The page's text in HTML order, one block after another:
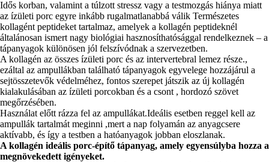
Idős korban, valamint a túlzott stressz vagy a testmozgás hiánya miatt
az ízületi porc egyre inkább rugalmatlanabbá válik Természetes
kollagént peptideket tartalmaz, amelyek a kollagén peptideknél
általánosan ismert nagy biológiai hasznosíthatósággal rendelkeznek – a
tápanyagok különösen jól felszívódnak a szervezetben.
A kollagén az összes ízületi porc és az intervertebral lemez része.,
ezáltal az ampullákban található tápanyagok egyvelege hozzájárul a
sejtösszetevők védelméhez, fontos szerepet játszik az új kollagén
kialakulásában az ízületi porcokban és a csont , hordozó szövet
megőrzésében.
Használat előtt rázza fel az ampullákat.Ideális esetben reggel kell az
ampullák tartalmát meginni ,mert a nap folyamán az anyagcsere
aktívabb, és így a testben a hatóanyagok jobban eloszlanak.
A kollagén ideális porc-építő tápanyag, amely egyensúlyba hozza a
megnövekedett igényeket.